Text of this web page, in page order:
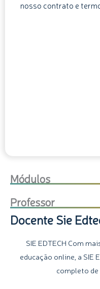
nosso contrato e
Módulos
Professor
Docente Sie
SIE EDTECH Com
educação online, a SIE
completo de